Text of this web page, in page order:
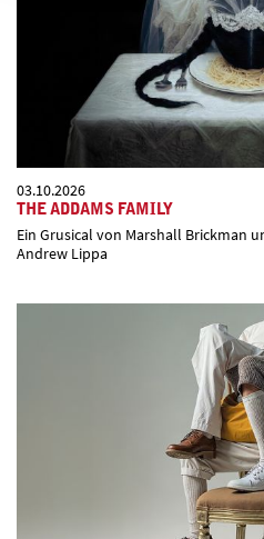
03.10.2026
THE ADDAMS FAMILY
Ein Grusical von Marshall Brickman
Andrew Lippa